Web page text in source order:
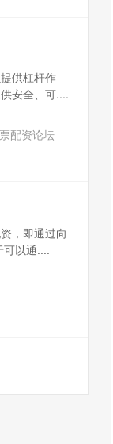
供杠杆作
安全、可....
配资论坛
，即通过向
可以通....